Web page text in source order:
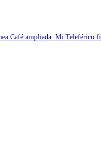
Café ampliada: Mi Teleférico